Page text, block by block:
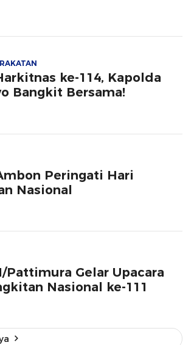
ke-114, Kapolda
Bangkit Bersama!
Peringati Hari
Nasional
Pattimura Gelar Upacara
Nasional ke-111